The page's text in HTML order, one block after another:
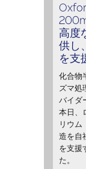
高度
供し
を支
化合物
ズマ処
バイダ
本日、
リウム
造を自
を支援
た。